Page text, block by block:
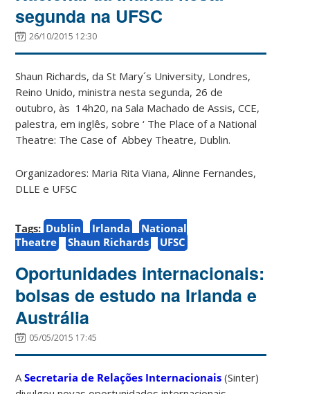
segunda na UFSC
26/10/2015 12:30
Shaun Richards, da St Mary´s University, Londres,
Reino Unido, ministra nesta segunda, 26 de
outubro, às 14h20, na Sala Machado de Assis, CCE,
palestra, em inglês, sobre ‘ The Place of a National
Theatre: The Case of Abbey Theatre, Dublin.
Organizadores: Maria Rita Viana, Alinne Fernandes,
DLLE e UFSC
Tags: Dublin Irlanda
National
Theatre
Shaun Richards UFSC
Oportunidades internacionais:
bolsas de estudo na Irlanda e
Austrália
05/05/2015 17:45
ASecretaria de Relações Internacionais (Sinter)